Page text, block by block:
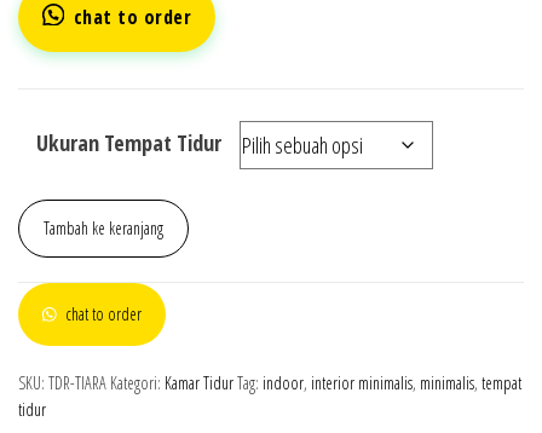
chat to order
Ukuran Tempat Tidur
Tambah ke keranjang
chat to order
SKU: TDR-TIARA Kategori: Kamar TidurTag: indoor, interior minimalis, minimalis, tempat
tidur